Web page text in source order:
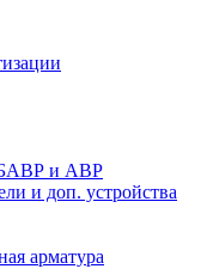
БАВР и АВР
и доп. устройства
арматура